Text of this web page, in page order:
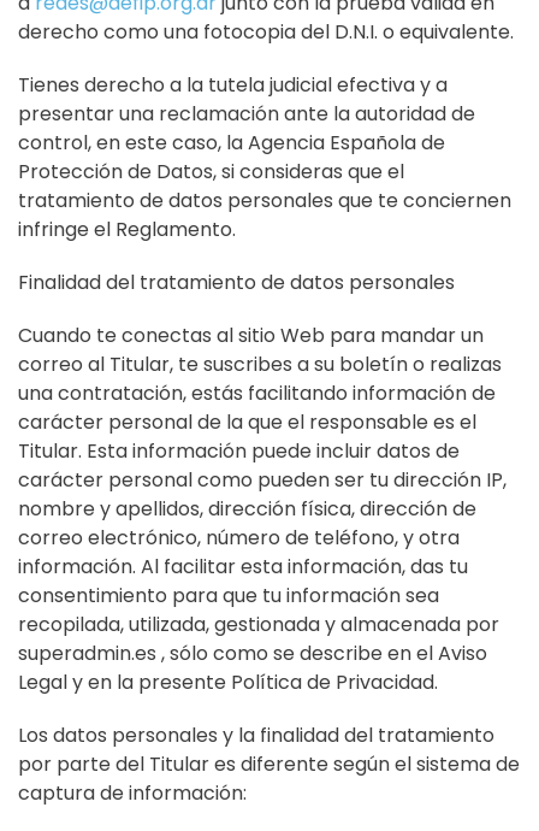
derecho como una fotocopia del D.N.I. o equivalente.
Tienes derecho a la tutela judicial efectiva y a
presentar una reclamación ante la autoridad de
control, en este caso, la Agencia Española de
Protección de Datos, si consideras que el
tratamiento de datos personales que te conciernen
infringe el Reglamento.
Finalidad del tratamiento de datos personales
Cuando te conectas al sitio Web para mandar un
correo al Titular, te suscribes a su boletín o realizas
una contratación, estás facilitando información de
carácter personal de la que el responsable es el
Titular. Esta información puede incluir datos de
carácter personal como pueden ser tu dirección IP,
nombre y apellidos, dirección física, dirección de
correo electrónico, número de teléfono, y otra
información. Al facilitar esta información, das tu
consentimiento para que tu información sea
recopilada, utilizada, gestionada y almacenada por
superadmin.es , sólo como se describe en el Aviso
Legal y en la presente Política de Privacidad.
Los datos personales y la finalidad del tratamiento
por parte del Titular es diferente según el sistema de
captura de información: